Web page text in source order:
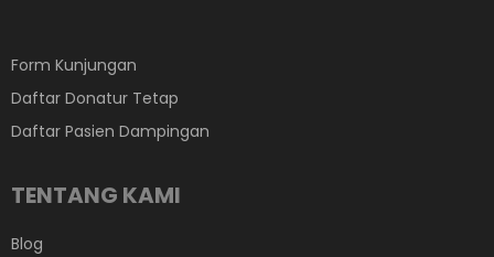
Form Kunjungan
Daftar Donatur Tetap
Daftar Pasien Dampingan
TENTANG KAMI
Blog